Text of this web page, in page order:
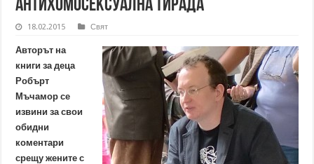
антихомосексуална тирада
18.02.2015 Свят
Авторът на
книги за деца
Робърт
Мъчамор се
извини за свои
обидни
коментари
срещу жените с